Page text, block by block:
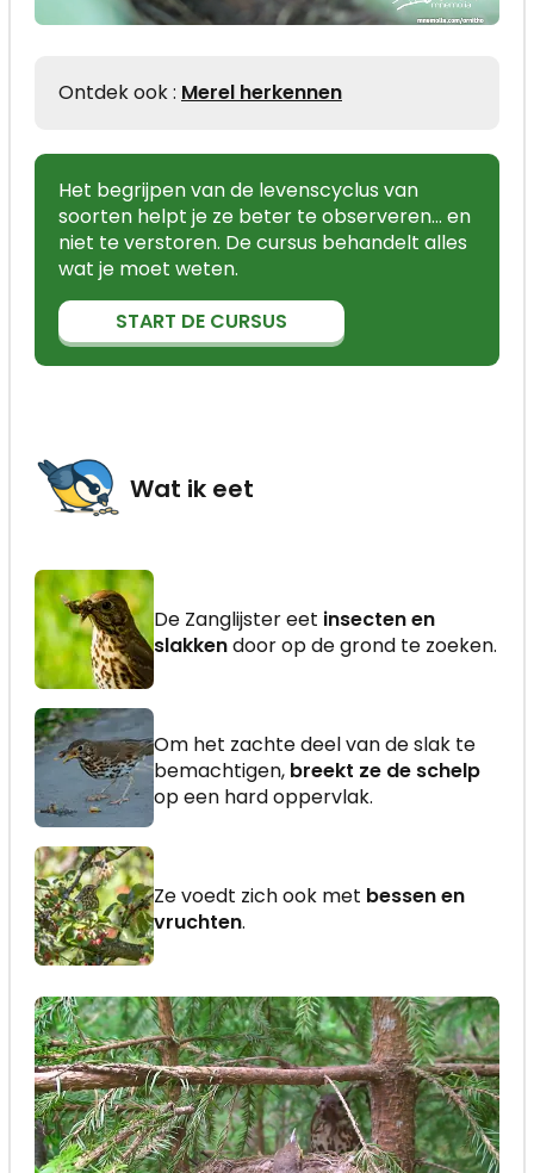
Ontdek ook : Merel herkennen
Het begrijpen van de levenscyclus van
soorten helpt je ze beter te observeren… en
niet te verstoren. De cursus behandelt alles
wat je moet weten.
START DE CURSUS
Wat ik eet
De Zanglijster eet insecten en
slakkendoor op de grond te zoeken.
Om het zachte deel van de slak te
bemachtigen, breekt ze de schelp
op een hard oppervlak.
Ze voedt zich ook met bessen en
vruchten.